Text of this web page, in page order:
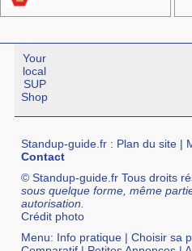
Your
local
SUP
Shop
Standup-guide.fr : Plan du site |
Contact
© Standup-guide.fr Tous droits
sous quelque forme, même
autorisation.
Crédit photo
Menu: Info pratique |Choisir sa